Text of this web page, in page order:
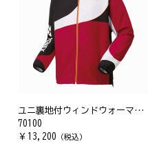
ユニ裏地付ウィンドウォーマーシャツ
70100
￥ 13,200 （税込）